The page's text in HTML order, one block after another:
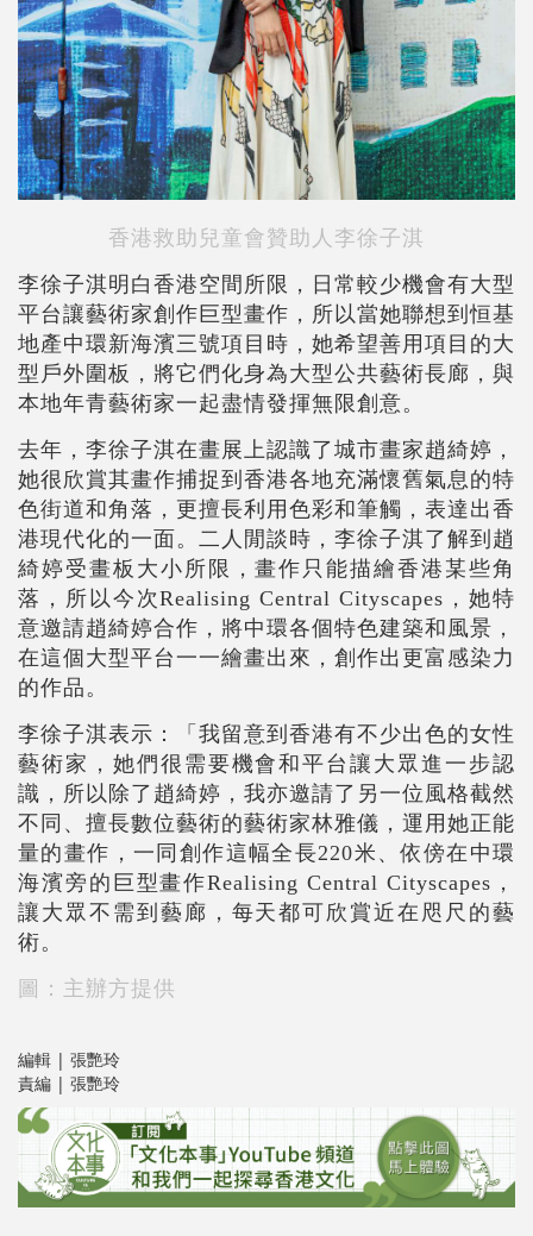
香港救助兒童會贊助人李徐子淇
李徐子淇明白香港空間所限，日常較少機會有大型
平台讓藝術家創作巨型畫作，所以當她聯想到恒基
地產中環新海濱三號項目時，她希望善用項目的大
型戶外圍板，將它們化身為大型公共藝術長廊，與
本地年青藝術家一起盡情發揮無限創意。
去年，李徐子淇在畫展上認識了城市畫家趙綺婷，
她很欣賞其畫作捕捉到香港各地充滿懷舊氣息的特
色街道和角落，更擅長利用色彩和筆觸，表達出香
港現代化的一面。二人閒談時，李徐子淇了解到趙
綺婷受畫板大小所限，畫作只能描繪香港某些角
落，所以今次Realising Central Cityscapes，她特
意邀請趙綺婷合作，將中環各個特色建築和風景，
在這個大型平台一一繪畫出來，創作出更富感染力
的作品。
李徐子淇表示：「我留意到香港有不少出色的女性
藝術家，她們很需要機會和平台讓大眾進一步認
識，所以除了趙綺婷，我亦邀請了另一位風格截然
不同、擅長數位藝術的藝術家林雅儀，運用她正能
量的畫作，一同創作這幅全長220米、依傍在中環
海濱旁的巨型畫作Realising Central Cityscapes，
讓大眾不需到藝廊，每天都可欣賞近在咫尺的藝
術。
圖：主辦方提供
編輯 | 張艷玲
責編 | 張艷玲